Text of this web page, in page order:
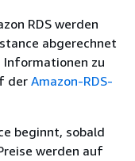
RDS werden
abgerechnet
Informationen zu
der Amazon-RDS-
beginnt, sobald
werden auf